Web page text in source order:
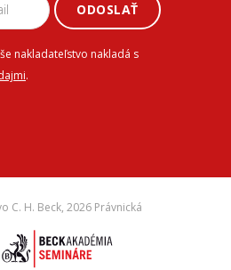
ODOSLAŤ
nakladateľstvo nakladá s
.
C. H. Beck, 2026 Právnická